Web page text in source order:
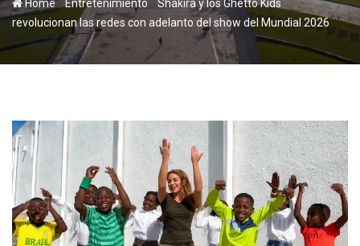
Home -Entretenimiento
Shakira y los Ghetto Kids
revolucionan las redes con adelanto del show del Mundial 2026